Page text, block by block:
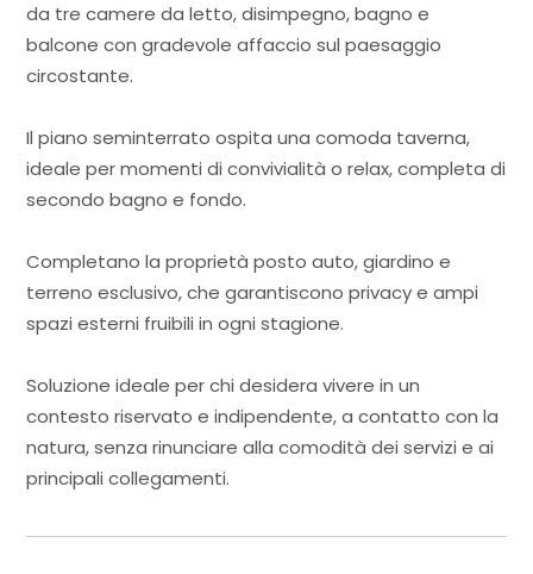
da tre camere da letto, disimpegno, bagno e
balcone con gradevole affaccio sul paesaggio
circostante.
Il piano seminterrato ospita una comoda taverna,
ideale per momenti di convivialità o relax, completa di
secondo bagno e fondo.
Completano la proprietà posto auto, giardino e
terreno esclusivo, che garantiscono privacy e ampi
spazi esterni fruibili in ogni stagione.
Soluzione ideale per chi desidera vivere in un
contesto riservato e indipendente, a contatto con la
natura, senza rinunciare alla comodità dei servizi e ai
principali collegamenti.